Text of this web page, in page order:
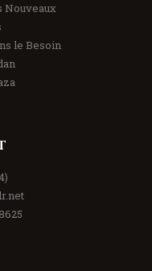
Nouveaux
le Besoin
(514) 255-6460
8625 Boul Langelier